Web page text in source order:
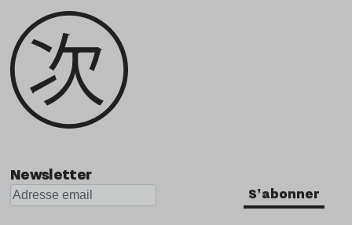
Newsletter
S'abonner